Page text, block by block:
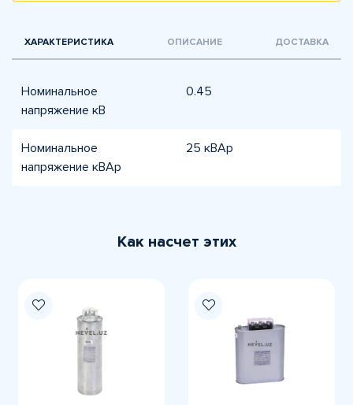
ХАРАКТЕРИСТИКА ОПИСАНИЕ ДОСТАВКА
Номинальное
напряжение кВ
0.45
Номинальное
напряжение кВАр
25 кВАр
Как насчет этих